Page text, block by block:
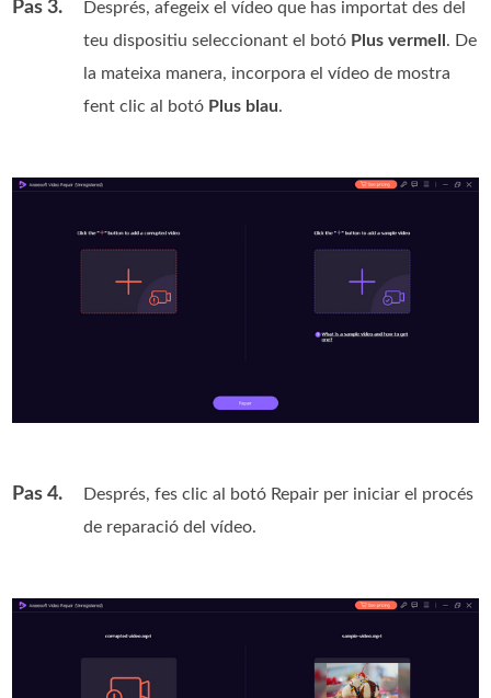
Pas 3.
Després, afegeix el vídeo que has importat des del
teu dispositiu seleccionant el botó Plus vermell . De
la mateixa manera, incorpora el vídeo de mostra
fent clic al botó Plus blau.
Pas 4.
Després, fes clic al botó Repair per iniciar el procés
de reparació del vídeo.